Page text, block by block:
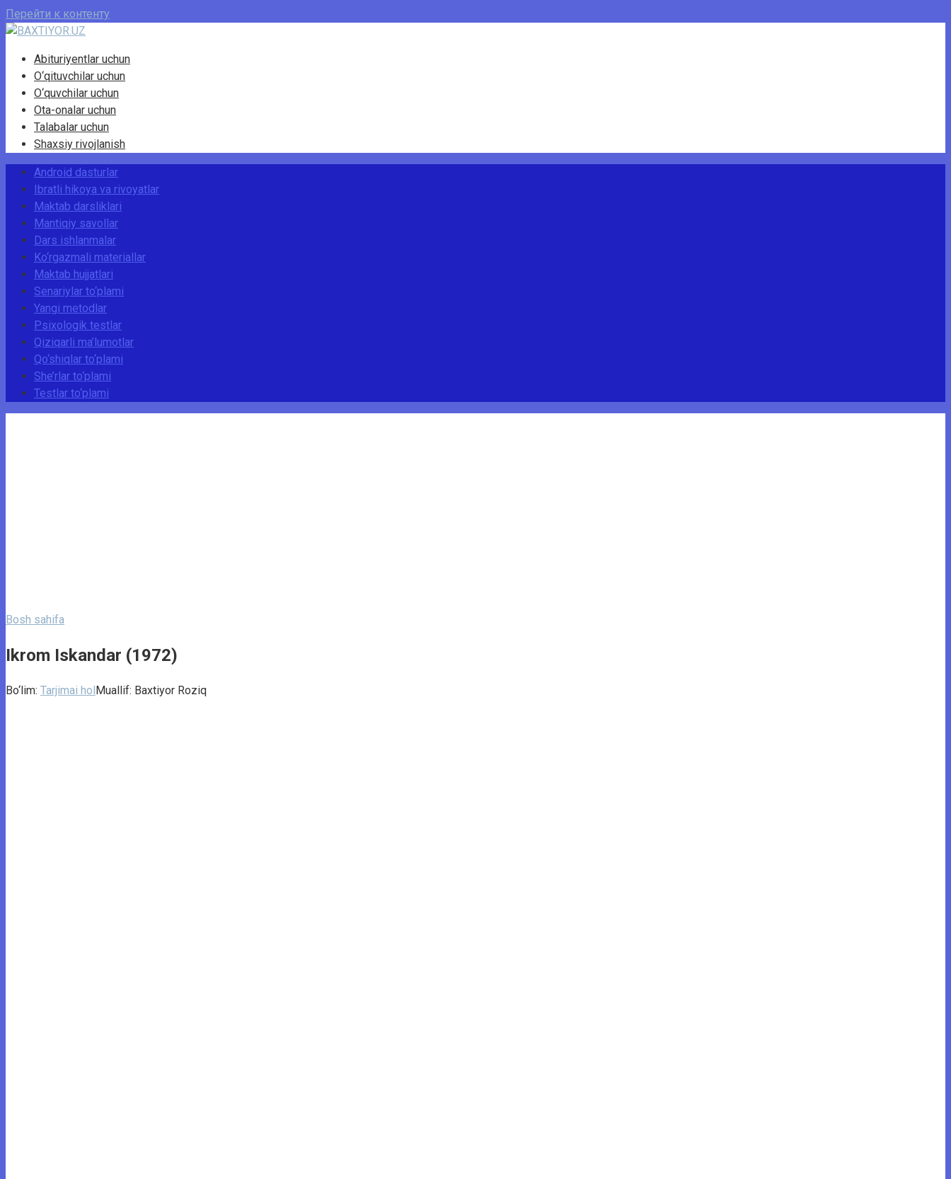
Перейти к контенту
Abituriyentlar uchun
O‘qituvchilar uchun
O‘quvchilar uchun
Ota-onalar uchun
Talabalar uchun
Shaxsiy rivojlanish
Android dasturlar
Ibratli hikoya va rivoyatlar
Maktab darsliklari
Mantiqiy savollar
Dars ishlanmalar
Ko‘rgazmali materiallar
Maktab hujjatlari
Senariylar to‘plami
Yangi metodlar
Psixologik testlar
Qiziqarli ma’lumotlar
Qo‘shiqlar to‘plami
She’rlar to‘plami
Testlar to‘plami
Bosh sahifa
Ikrom Iskandar (1972)
Bo‘lim: Tarjimai holMuallif: Baxtiyor Roziq